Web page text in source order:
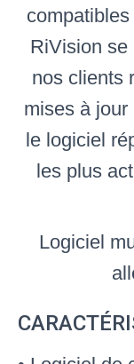
RiVision se
nos clients
mises à
le logiciel
les plus
Logiciel